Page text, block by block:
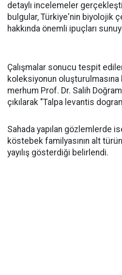
detaylı incelemeler
bulgular, Türkiye'nin biyolojik
hakkında önemli ipuçları
Çalışmalar sonucu tespit
koleksiyonun
merhum Prof. Dr. Salih
çıkılarak "Talpa levantis
Sahada yapılan gözlemlerde
köstebek familyasının alt
yayılış gösterdiği belirlendi.